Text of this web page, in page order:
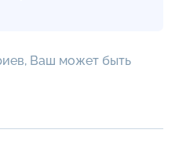
Ваш может быть